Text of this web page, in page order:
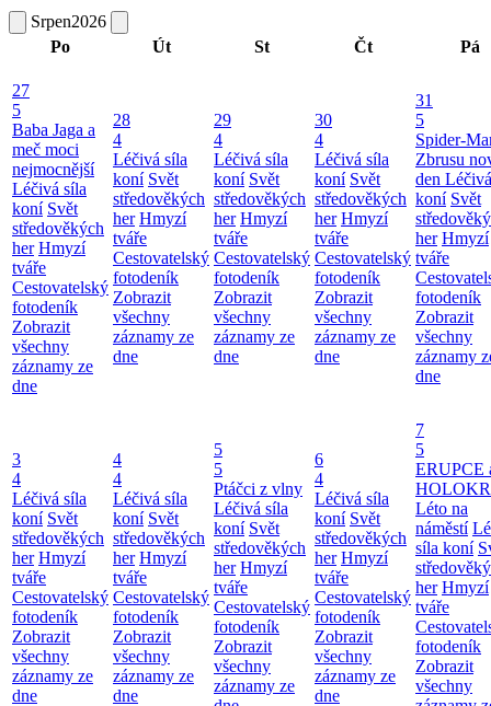
Srpen2026
Po
Út St Čt Pá
27
5
Baba Jaga a
meč moci
nejmocnější
Léčivá síla
koní Svět
středověkých
her Hmyzí
tváře
Cestovatelský
fotodeník
Zobrazit
všechny
záznamy ze
dne
28
4
Léčivá síla
koní Svět
středověkých
her Hmyzí
tváře
Cestovatelský
fotodeník
Zobrazit
všechny
záznamy ze
dne
29
4
Léčivá síla
koní Svět
středověkých
her Hmyzí
tváře
Cestovatelský
fotodeník
Zobrazit
všechny
záznamy ze
dne
30
4
Léčivá síla
koní Svět
středověkých
her Hmyzí
tváře
Cestovatelský
fotodeník
Zobrazit
všechny
záznamy ze
dne
31
5
Spider-
Zbrusu
den
koní Svět
her Hmyzí
tváře
fotodeník
Zobrazit
všechny
záznamy
dne
3
4
Léčivá síla
koní Svět
středověkých
her Hmyzí
tváře
Cestovatelský
fotodeník
Zobrazit
všechny
záznamy ze
dne
4
4
Léčivá síla
koní Svět
středověkých
her Hmyzí
tváře
Cestovatelský
fotodeník
Zobrazit
všechny
záznamy ze
dne
5
5
Ptáčci z vlny
Léčivá síla
koní Svět
středověkých
her Hmyzí
tváře
Cestovatelský
fotodeník
Zobrazit
všechny
záznamy ze
6
4
Léčivá síla
koní Svět
středověkých
her Hmyzí
tváře
Cestovatelský
fotodeník
Zobrazit
všechny
záznamy ze
dne
7
5
ERUPCE
Léto na
náměstí
síla koní
her Hmyzí
tváře
fotodeník
Zobrazit
všechny